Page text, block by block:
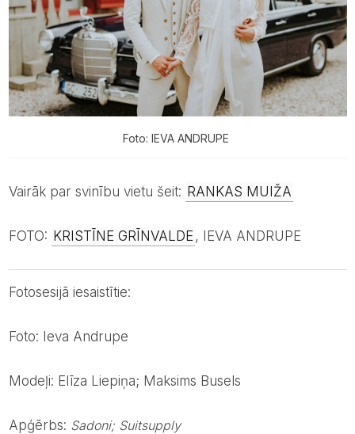
Foto: IEVA ANDRUPE
Vairāk par svinību vietu šeit: RANKAS MUIŽA
FOTO: KRISTĪNE GRĪNVALDE, IEVA ANDRUPE
Fotosesijā iesaistītie:
Foto: Ieva Andrupe
Modeļi: Elīza Liepiņa; Maksims Busels
Apģērbs: Sadoni; Suitsupply